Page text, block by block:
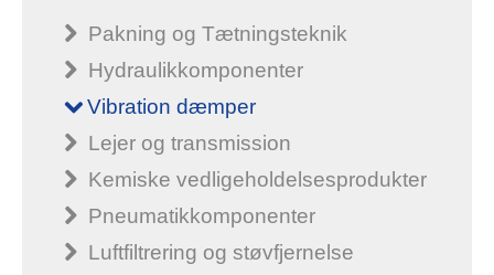
Pakning og Tætningsteknik
Hydraulikkomponenter
Vibration dæmper
Lejer og transmission
Kemiske vedligeholdelsesprodukter
Pneumatikkomponenter
Luftfiltrering og støvfjernelse